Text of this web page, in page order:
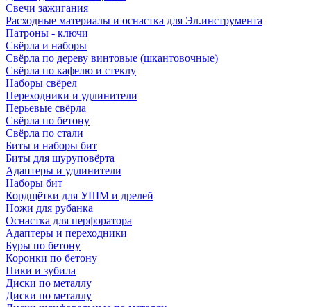
Свечи зажигания
Расходные материалы и оснастка для Эл.инструмента
Патроны - ключи
Свёрла и наборы
Свёрла по дереву винтовые (шкантовочные)
Свёрла по кафелю и стеклу
Наборы свёрел
Переходники и удлинители
Перьевые свёрла
Свёрла по бетону
Свёрла по стали
Биты и наборы бит
Биты для шуруповёрта
Адаптеры и удлинители
Наборы бит
Кордщётки для УШМ и дрелей
Ножи для рубанка
Оснастка для перфоратора
Адаптеры и переходники
Буры по бетону
Коронки по бетону
Пики и зубила
Диски по металлу
Диски по металлу